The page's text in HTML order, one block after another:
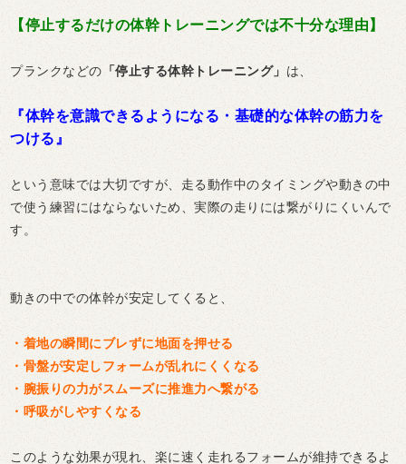
【停止するだけの体幹トレーニングでは不十分な理由】
プランクなどの 「停止する体幹トレーニング」 は、
『体幹を意識できるようになる・基礎的な体幹の筋力を
つける』
という意味では大切ですが、走る動作中のタイミングや動きの中
で使う練習にはならないため、実際の走りには繋がりにくいんで
す。
動きの中での体幹が安定してくると、
・着地の瞬間にブレずに地面を押せる
・骨盤が安定しフォームが乱れにくくなる
・腕振りの力がスムーズに推進力へ繋がる
・呼吸がしやすくなる
このような効果が現れ、楽に速く走れるフォームが維持できるよ